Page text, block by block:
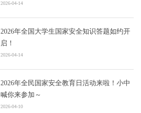
2026-04-14
2026年全国大学生国家安全知识答题如约开
启！
2026-04-14
2026年全民国家安全教育日活动来啦！小中
喊你来参加～
2026-04-10